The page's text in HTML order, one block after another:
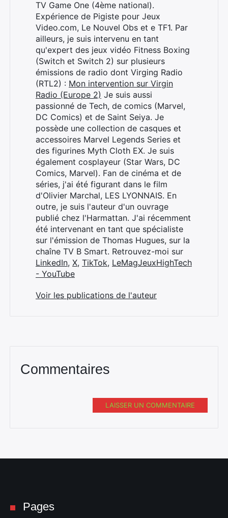
TV Game One (4ème national).
Expérience de Pigiste pour Jeux
Video.com, Le Nouvel Obs et e TF1. Par
ailleurs, je suis intervenu en tant
qu'expert des jeux vidéo Fitness Boxing
(Switch et Switch 2) sur plusieurs
émissions de radio dont Virging Radio
(RTL2) : Mon intervention sur Virgin
Radio (Europe 2) Je suis aussi
passionné de Tech, de comics (Marvel,
DC Comics) et de Saint Seiya. Je
possède une collection de casques et
accessoires Marvel Legends Series et
des figurines Myth Cloth EX. Je suis
également cosplayeur (Star Wars, DC
Comics, Marvel). Fan de cinéma et de
séries, j'ai été figurant dans le film
d'Olivier Marchal, LES LYONNAIS. En
outre, je suis l'auteur d'un ouvrage
publié chez l'Harmattan. J'ai récemment
été intervenant en tant que spécialiste
sur l'émission de Thomas Hugues, sur la
chaîne TV B Smart. Retrouvez-moi sur
LinkedIn, X, TikTok, LeMagJeuxHighTech
- YouTube
Voir les publications de l'auteur
Commentaires
LAISSER UN COMMENTAIRE
Pages
Rechercher
: